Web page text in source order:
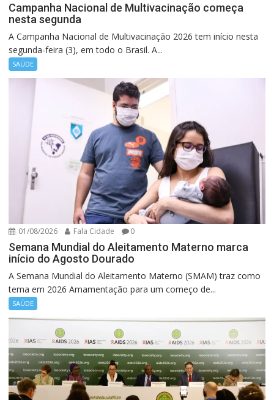
Campanha Nacional de Multivacinação começa
nesta segunda
A Campanha Nacional de Multivacinação 2026 tem início nesta
segunda-feira (3), em todo o Brasil. A...
SAÚDE
01/08/2026 Fala Cidade 0
Semana Mundial do Aleitamento Materno marca
início do Agosto Dourado
A Semana Mundial do Aleitamento Materno (SMAM) traz como
tema em 2026 Amamentação para um começo de...
SAÚDE